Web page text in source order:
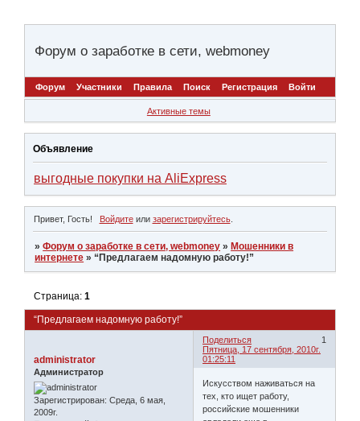
Форум о заработке в сети, webmoney
Форум Участники Правила Поиск Регистрация Войти
Активные темы
Объявление
выгодные покупки на AliExpress
Привет, Гость! Войдитеили зарегистрируйтесь.
»Форум о заработке в сети, webmoney » Мошенники в
интернете » “Предлагаем надомную работу!”
“Предлагаем надомную работу!”
Страница:1
Поделиться
1
Пятница, 17 сентября, 2010г.
01:25:11
administrator
Администратор
Зарегистрирован: Среда, 6 мая,
2009г.
Искусством наживаться на
тех, кто ищет работу,
российские мошенники